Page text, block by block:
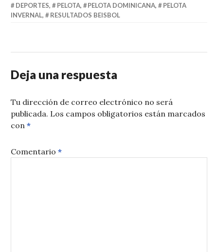
DEPORTES, PELOTA, PELOTA DOMINICANA,
PELOTA
INVERNAL, RESULTADOS BEISBOL
Deja una respuesta
Tu dirección de correo electrónico no será
publicada. Los campos obligatorios están marcados
con*
Comentario*